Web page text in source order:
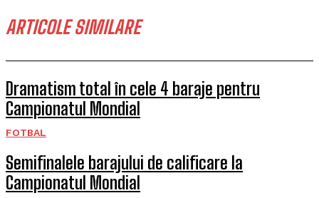
ARTICOLE SIMILARE
Dramatism total în cele 4 baraje pentru
Campionatul Mondial
FOTBAL
Semifinalele barajului de calificare la
Campionatul Mondial